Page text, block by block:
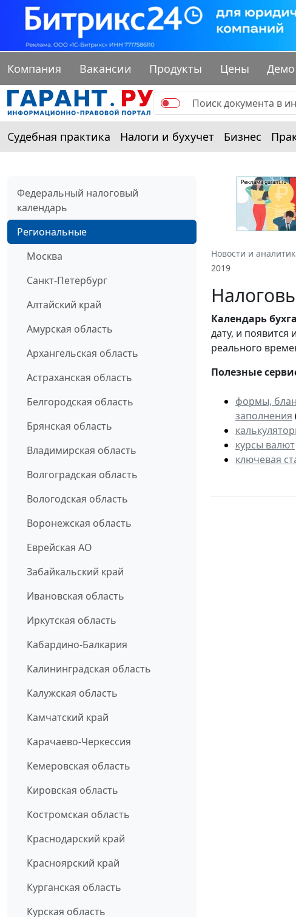
Компания Вакансии Продукты Цены Демо
Судебная практика Налоги и бухучет Бизнес
Федеральный налоговый
календарь
Региональные
Москва
Санкт-Петербург
Алтайский край
Амурская область
Архангельская область
Астраханская область
Белгородская область
Брянская область
Владимирская область
Волгоградская область
Вологодская область
Воронежская область
Еврейская АО
Забайкальский край
Ивановская область
Иркутская область
Кабардино-Балкария
Калининградская область
Калужская область
Камчатский край
Карачаево-Черкессия
Кемеровская область
Кировская область
Костромская область
Краснодарский край
Красноярский край
Курганская область
Курская область
Новости и
2019
Календарь
дату, и
реального
Полезные
формы,
заполнения
курсы валют
ключевая